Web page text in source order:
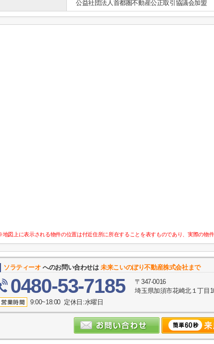
公益社団法人首都圏不動産公正取引協議会加盟
地図上に表示される物件の位置は付近住所に所在することを表すものであり、実際の物
ソラティーオ へのお問い合わせは未来こいのぼり不動産株式会社まで
0480-53-7185
〒347-0016
埼玉県加須市花崎北１丁目
9:00~18:00 定休日:水曜日